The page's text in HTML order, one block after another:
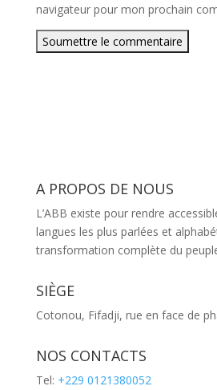
navigateur pour mon prochain
Soumettre le commentaire
A PROPOS DE NOUS
L’ABB existe pour rendre
langues les plus parlées et
transformation complète du
SIÈGE
Cotonou, Fifadji, rue en face de
NOS CONTACTS
Tel: +229 0121380052